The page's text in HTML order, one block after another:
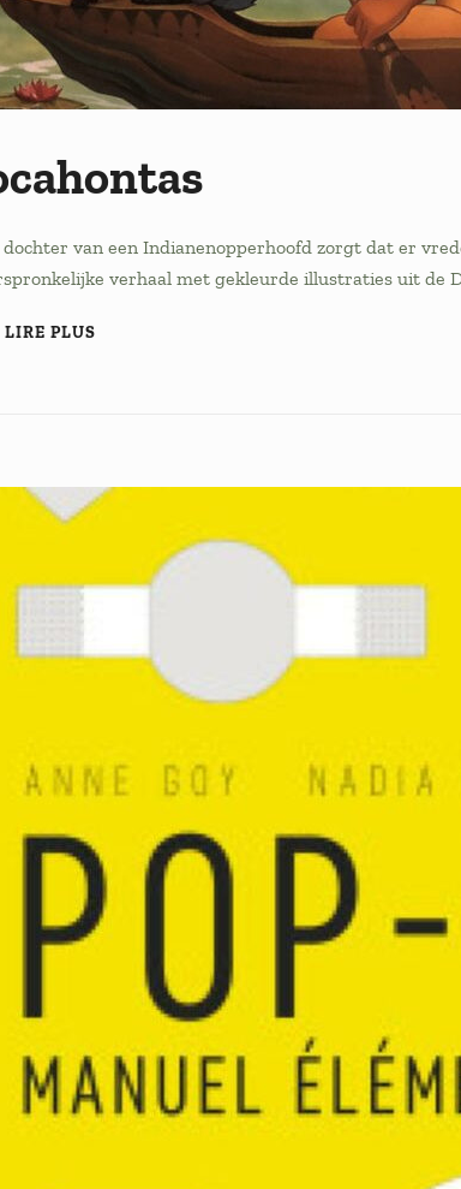
dochter van een Indianenopperhoofd zorgt dat er
verhaal met gekleurde illustraties uit de
LIRE PLUS